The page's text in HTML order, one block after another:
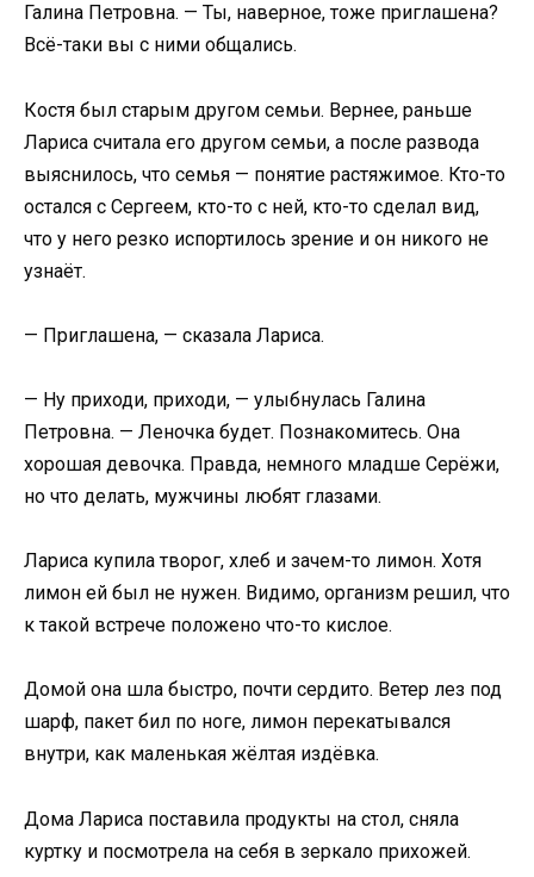
Галина Петровна. — Ты, наверное, тоже приглашена?
Всё-таки вы с ними общались.
Костя был старым другом семьи. Вернее, раньше
Лариса считала его другом семьи, а после развода
выяснилось, что семья — понятие растяжимое. Кто-то
остался с Сергеем, кто-то с ней, кто-то сделал вид,
что у него резко испортилось зрение и он никого не
узнаёт.
— Приглашена, — сказала Лариса.
— Ну приходи, приходи, — улыбнулась Галина
Петровна. — Леночка будет. Познакомитесь. Она
хорошая девочка. Правда, немного младше Серёжи,
но что делать, мужчины любят глазами.
Лариса купила творог, хлеб и зачем-то лимон. Хотя
лимон ей был не нужен. Видимо, организм решил, что
к такой встрече положено что-то кислое.
Домой она шла быстро, почти сердито. Ветер лез под
шарф, пакет бил по ноге, лимон перекатывался
внутри, как маленькая жёлтая издёвка.
Дома Лариса поставила продукты на стол, сняла
куртку и посмотрела на себя в зеркало прихожей.